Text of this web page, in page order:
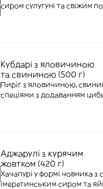
сиром сулугуні та свіжим
Кубдарі з яловичиною
та свининою (500 г)
Пиріг з яловичиною,
спеціями з додаванням
Аджарулі з курячим
жовтком (420 г)
Хачапурі у формі човника з
імеретинським сиром та